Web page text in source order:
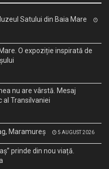
Satului din Baia Mare
O expoziție inspirată de
nu are vârstă. Mesaj
Transilvaniei
Maramureș 5 AUGUST 2026
prinde din nou viață.